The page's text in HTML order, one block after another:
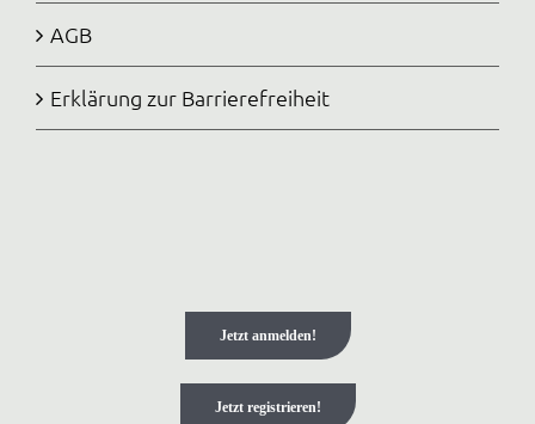
AGB
Erklärung zur Barrierefreiheit
Jetzt anmelden!
Jetzt registrieren!